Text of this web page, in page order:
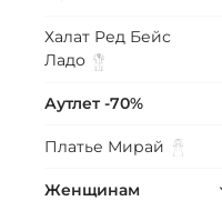
Халат Ред Бейс
Ладо
Аутлет -70%
Платье Мирай
Женщинам